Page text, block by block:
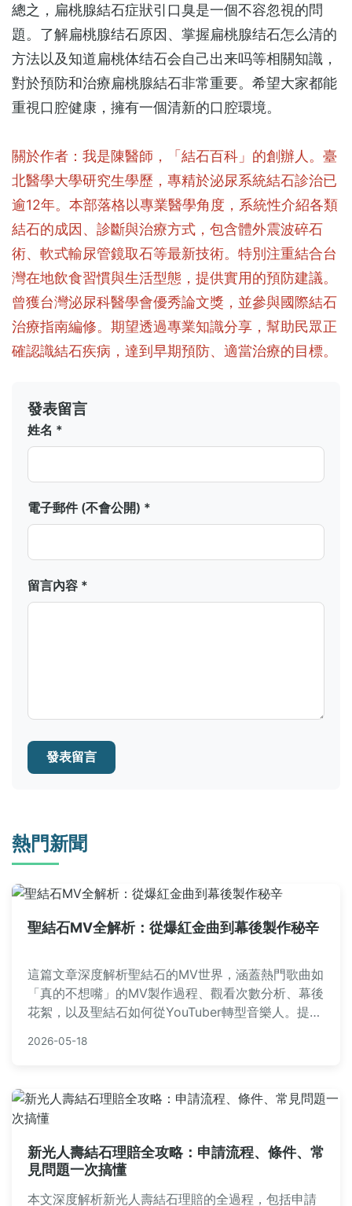
總之，扁桃腺結石症狀引口臭是一個不容忽視的問
題。了解扁桃腺结石原因、掌握扁桃腺结石怎么清的
方法以及知道扁桃体结石会自己出来吗等相關知識，
對於預防和治療扁桃腺結石非常重要。希望大家都能
重視口腔健康，擁有一個清新的口腔環境。
關於作者：我是陳醫師，「結石百科」的創辦人。臺
北醫學大學研究生學歷，專精於泌尿系統結石診治已
逾12年。本部落格以專業醫學角度，系統性介紹各類
結石的成因、診斷與治療方式，包含體外震波碎石
術、軟式輸尿管鏡取石等最新技術。特別注重結合台
灣在地飲食習慣與生活型態，提供實用的預防建議。
曾獲台灣泌尿科醫學會優秀論文獎，並參與國際結石
治療指南編修。期望透過專業知識分享，幫助民眾正
確認識結石疾病，達到早期預防、適當治療的目標。
發表留言
姓名 *
電子郵件 (不會公開) *
留言內容 *
發表留言
熱門新聞
聖結石MV全解析：從爆紅金曲到幕後製作秘辛
這篇文章深度解析聖結石的MV世界，涵蓋熱門歌曲如
「真的不想嘴」的MV製作過程、觀看次數分析、幕後
花絮，以及聖結石如何從YouTuber轉型音樂人。提供
題，幫助粉絲全面了解聖結石mv的獨特魅力。
2026-05-18
新光人壽結石理賠全攻略：申請流程、條件、常
見問題一次搞懂
本文深度解析新光人壽結石理賠的全過程，包括申請